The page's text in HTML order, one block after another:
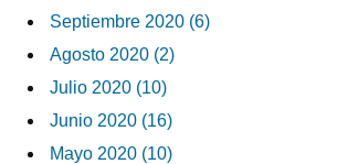
Septiembre 2020 (6)
Agosto 2020 (2)
Julio 2020 (10)
Junio 2020 (16)
Mayo 2020 (10)